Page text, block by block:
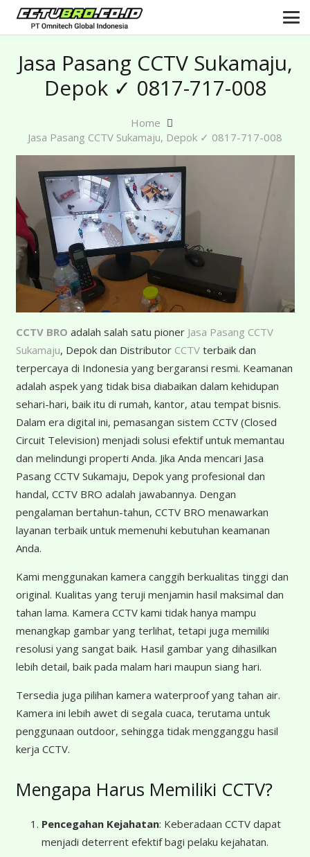
Jasa Pasang CCTV Sukamaju,
Depok ✓ 0817-717-008
Home
Jasa Pasang CCTV Sukamaju, Depok ✓ 0817-717-008
CCTV BRO adalah salah satu pioner Jasa Pasang CCTV
Sukamaju, Depok dan Distributor CCTVterbaik dan
terpercaya di Indonesia yang bergaransi resmi. Keamanan
adalah aspek yang tidak bisa diabaikan dalam kehidupan
sehari-hari, baik itu di rumah, kantor, atau tempat bisnis.
Dalam era digital ini, pemasangan sistem CCTV (Closed
Circuit Television) menjadi solusi efektif untuk memantau
dan melindungi properti Anda. Jika Anda mencari Jasa
Pasang CCTV Sukamaju, Depok yang profesional dan
handal, CCTV BRO adalah jawabannya. Dengan
pengalaman bertahun-tahun, CCTV BRO menawarkan
layanan terbaik untuk memenuhi kebutuhan keamanan
Anda.
Kami menggunakan kamera canggih berkualitas tinggi dan
original. Kualitas yang teruji menjamin hasil maksimal dan
tahan lama. Kamera CCTV kami tidak hanya mampu
menangkap gambar yang terlihat, tetapi juga memiliki
resolusi yang sangat baik. Hasil gambar yang dihasilkan
lebih detail, baik pada malam hari maupun siang hari.
Tersedia juga pilihan kamera waterproof yang tahan air.
Kamera ini lebih awet di segala cuaca, terutama untuk
penggunaan outdoor, sehingga tidak mengganggu hasil
kerja CCTV.
Mengapa Harus Memiliki CCTV?
Pencegahan Kejahatan: Keberadaan CCTV dapat
menjadi deterrent efektif bagi pelaku kejahatan.